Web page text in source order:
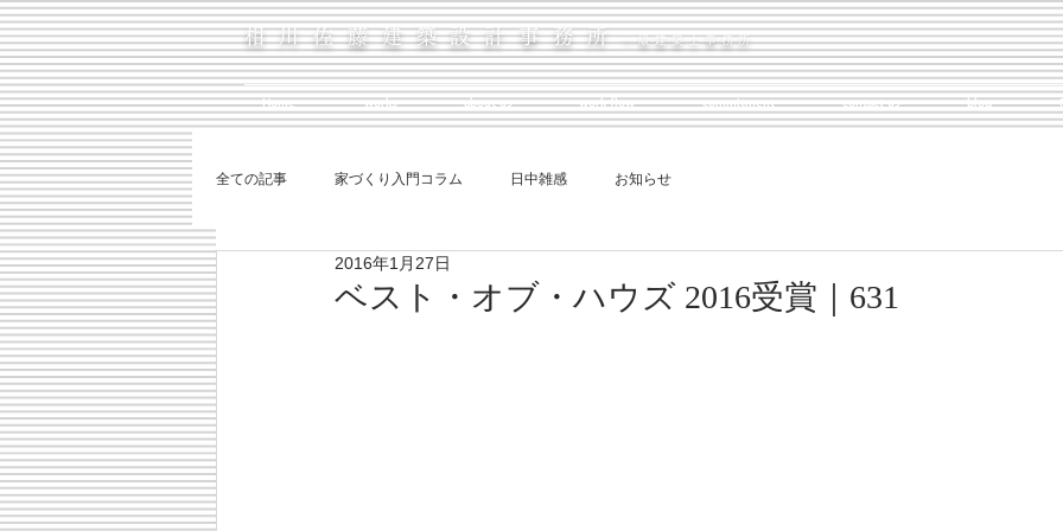
相川佐藤建築設計事務所一級建築士事務所
Home works about us work flow commitment contact us blog
全ての記事 家づくり入門コラム 日中雑感 お知らせ
ベスト・オブ・ハウズ 2016受賞｜631
2016年1月27日